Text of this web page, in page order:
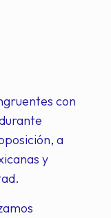
con
a
y